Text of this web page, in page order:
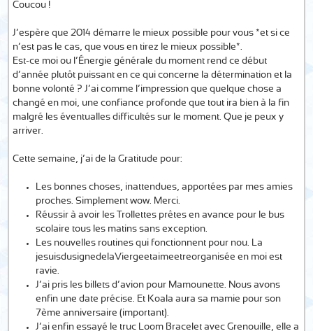
Coucou !
J’espère que 2014 démarre le mieux possible pour vous *et si ce
n’est pas le cas, que vous en tirez le mieux possible*.
Est-ce moi ou l’Énergie générale du moment rend ce début
d’année plutôt puissant en ce qui concerne la détermination et la
bonne volonté ? J’ai comme l’impression que quelque chose a
changé en moi, une confiance profonde que tout ira bien à la fin
malgré les éventualles difficultés sur le moment. Que je peux y
arriver.
Cette semaine, j’ai de la Gratitude pour:
Les bonnes choses, inattendues, apportées par mes amies
proches. Simplement wow. Merci.
Réussir à avoir les Trollettes prêtes en avance pour le bus
scolaire tous les matins sans exception.
Les nouvelles routines qui fonctionnent pour nou. La
jesuisdusignedelaViergeetaimeetreorganisée en moi est
ravie.
J’ai pris les billets d’avion pour Mamounette. Nous avons
enfin une date précise. Et Koala aura sa mamie pour son
7ème anniversaire (important).
J’ai enfin essayé le truc Loom Bracelet avec Grenouille, elle a